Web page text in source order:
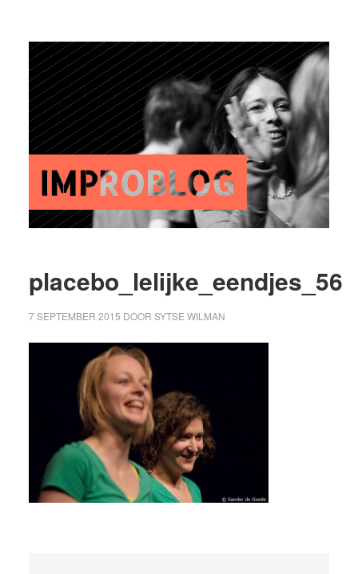
placebo_lelijke_eendjes_56
7 SEPTEMBER 2015 DOOR SYTSE WILMAN